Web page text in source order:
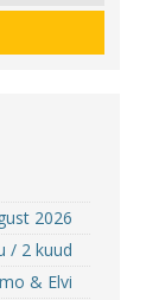
2026
/ 2 kuud
& Elvi